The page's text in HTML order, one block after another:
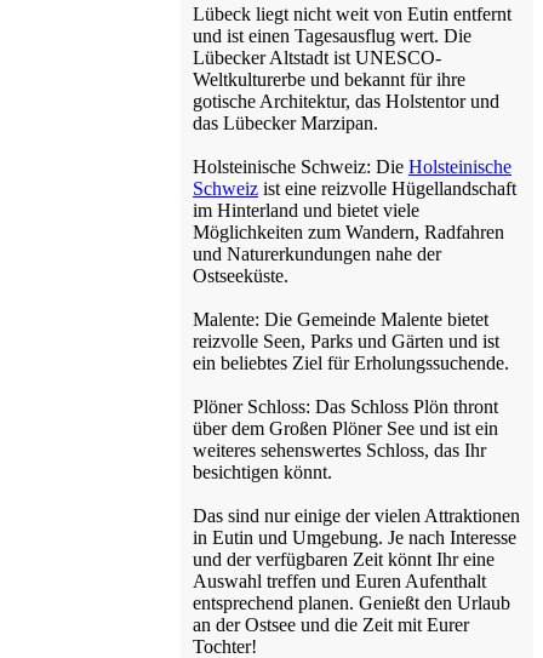
Lübeck liegt nicht weit von Eutin entfernt
und ist einen Tagesausflug wert. Die
Lübecker Altstadt ist UNESCO-
Weltkulturerbe und bekannt für ihre
gotische Architektur, das Holstentor und
das Lübecker Marzipan.
Holsteinische Schweiz: Die Holsteinische
Schweiz ist eine reizvolle Hügellandschaft
im Hinterland und bietet viele
Möglichkeiten zum Wandern, Radfahren
und Naturerkundungen nahe der
Ostseeküste.
Malente: Die Gemeinde Malente bietet
reizvolle Seen, Parks und Gärten und ist
ein beliebtes Ziel für Erholungssuchende.
Plöner Schloss: Das Schloss Plön thront
über dem Großen Plöner See und ist ein
weiteres sehenswertes Schloss, das Ihr
besichtigen könnt.
Das sind nur einige der vielen Attraktionen
in Eutin und Umgebung. Je nach Interesse
und der verfügbaren Zeit könnt Ihr eine
Auswahl treffen und Euren Aufenthalt
entsprechend planen. Genießt den Urlaub
an der Ostsee und die Zeit mit Eurer
Tochter!